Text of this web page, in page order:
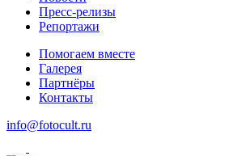
Пресс-релизы
Репортажи
Помогаем вместе
Галерея
Партнёры
Контакты
info@fotocult.ru